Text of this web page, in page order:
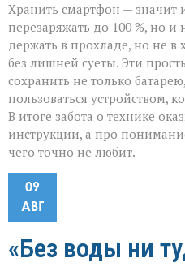
Хранить смартфон — значит
перезаряжать до 100 %, но и
держать в прохладе, но не в
без лишней суеты. Эти
сохранить не только
пользоваться устройством,
В итоге забота о технике
инструкции, а про
чего точно не любит.
09
АВГ
«Без воды ни